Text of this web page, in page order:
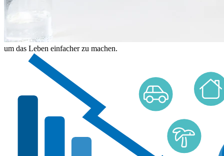
um das Leben einfacher zu machen.